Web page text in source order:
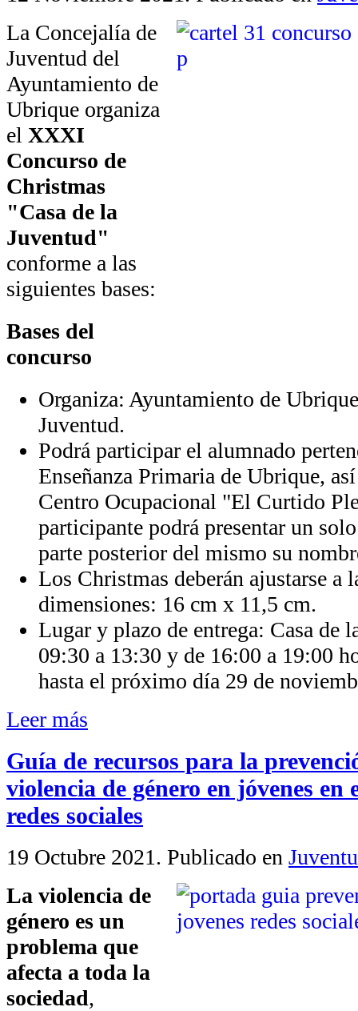
La Concejalía de
Juventud del
Ayuntamiento de
Ubrique organiza
el XXXI
Concurso de
Christmas
"Casa de la
Juventud"
conforme a las
siguientes bases:
Bases del
concurso
Organiza: Ayuntamiento de
Juventud.
Podrá participar el alumnado
Enseñanza Primaria de Ubrique,
Centro Ocupacional "El Curtido
participante podrá presentar un
parte posterior del mismo su
Los Christmas deberán ajustarse a
dimensiones: 16 cm x 11,5 cm.
Lugar y plazo de entrega: Casa de
09:30 a 13:30 y de 16:00 a 19:00
hasta el próximo día 29 de
Leer más
Guía de recursos para la
violencia de género en jóvenes en
redes sociales
19 Octubre 2021. Publicado en
La violencia de
género es un
problema que
afecta a toda la
sociedad,